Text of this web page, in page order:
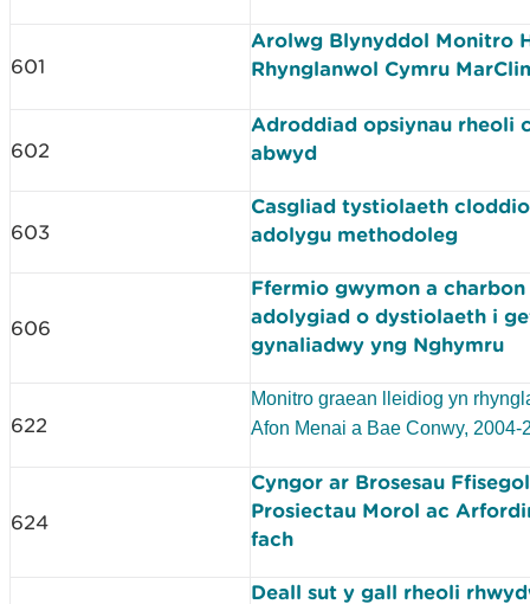
601
Arolwg Blynyddol Monitro
Rhynglanwol Cymru
602
Adroddiad opsiynau rheoli
abwyd
603
Casgliad tystiolaeth
adolygu methodoleg
606
Ffermio gwymon a charbon
adolygiad o dystiolaeth i
gynaliadwy yng Nghymru
622
Monitro graean lleidiog yn
Afon Menai a Bae Conwy, 2004-
624
Cyngor ar Brosesau
Prosiectau Morol ac
fach
Deall sut y gall rheoli